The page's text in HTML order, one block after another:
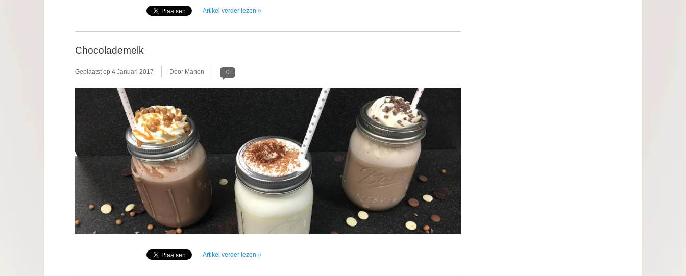
Artikel verder lezen »
Chocolademelk
Geplaatst op 4 Januari 2017 Door Manon 0
Artikel verder lezen »